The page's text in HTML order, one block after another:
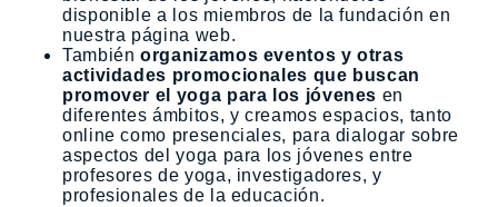
disponible a los miembros de la fundación en
nuestra página web.
Tambiénorganizamos eventos y otras
actividades promocionales que buscan
promover el yoga para los jóvenes en
diferentes ámbitos, y creamos espacios, tanto
online como presenciales, para dialogar sobre
aspectos del yoga para los jóvenes entre
profesores de yoga, investigadores, y
profesionales de la educación.